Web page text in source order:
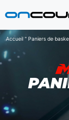
au
Accueil " Paniers de